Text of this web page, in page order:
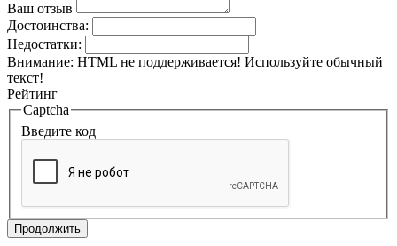
Ваш отзыв
Достоинства:
Недостатки:
Внимание: HTML не поддерживается! Используйте обычный
текст!
Рейтинг
Captcha
Введите код
Продолжить